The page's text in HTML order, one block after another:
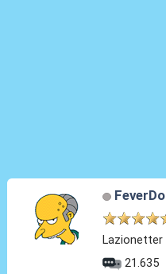
Lazionetter
21.635